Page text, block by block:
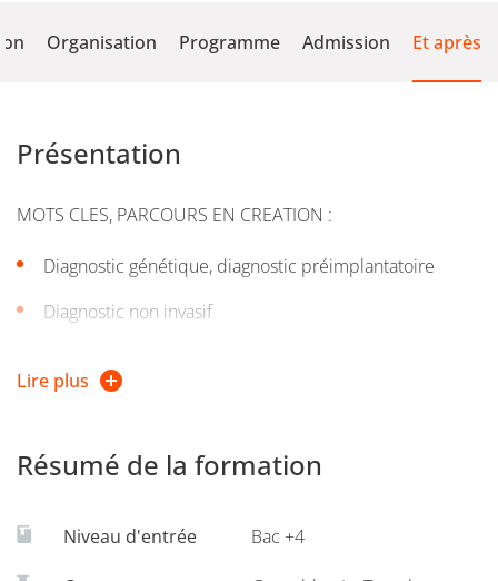
Organisation Programme Admission Et après
Présentation
MOTS CLES, PARCOURS EN CREATION :
Diagnostic génétique, diagnostic préimplantatoire
Diagnostic non invasif
Séquençage haut débit
Nouvelles thérapeutiques ciblées
Lire plus
Résumé de la formation
Niveau d'entrée Bac +4